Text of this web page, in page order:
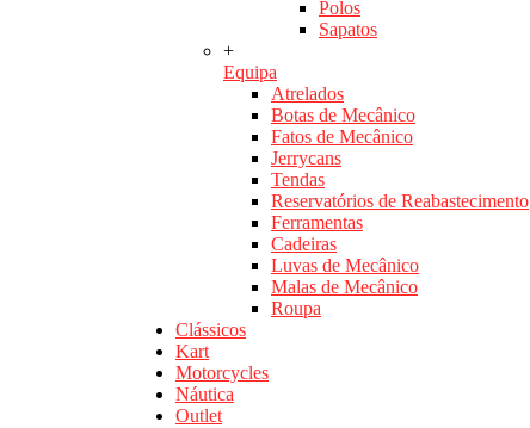
Polos
Sapatos
+
Equipa
Atrelados
Botas de Mecânico
Fatos de Mecânico
Jerrycans
Tendas
Reservatórios de Reabastecimento
Ferramentas
Cadeiras
Luvas de Mecânico
Malas de Mecânico
Roupa
Clássicos
Kart
Motorcycles
Náutica
Outlet